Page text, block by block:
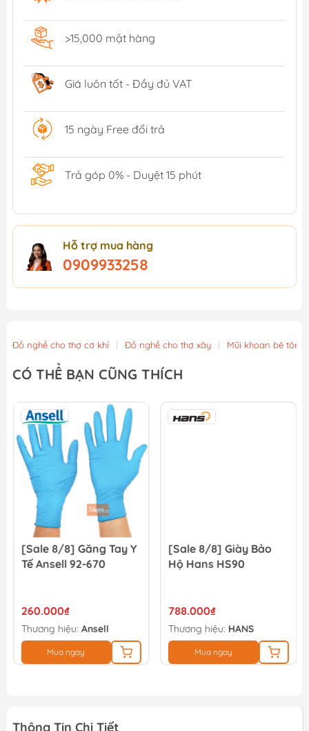
>15,000 mặt hàng
Giá luôn tốt - Đầy đủ VAT
15 ngày Free đổi trả
Trả góp 0% - Duyệt 15 phút
Hỗ trợ mua hàng
0909933258
Đồ nghề cho thợ cơ khí | Đồ nghề cho thợ xây | Mũi khoan bê tông
CÓ THỂ BẠN CŨNG THÍCH
[Sale 8/8] Găng Tay Y
Tế Ansell 92-670
260.000₫
Thương hiệu: Ansell
Mua ngay
[Sale 8/8] Giày Bảo
Hộ Hans HS90
788.000₫
Thương hiệu: HANS
Mua ngay
Thông Tin Chi Tiết